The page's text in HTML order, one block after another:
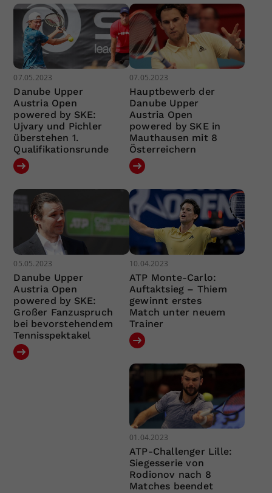
07.05.2023
Danube Upper
Austria Open
powered by SKE:
Ujvary und Pichler
überstehen 1.
Qualifikationsrunde
07.05.2023
Hauptbewerb der
Danube Upper
Austria Open
powered by SKE in
Mauthausen mit 8
Österreichern
05.05.2023
Danube Upper
Austria Open
powered by SKE:
Großer Fanzuspruch
bei bevorstehendem
Tennisspektakel
10.04.2023
ATP Monte-Carlo:
Auftaktsieg – Thiem
gewinnt erstes
Match unter neuem
Trainer
01.04.2023
ATP-Challenger Lille:
Siegesserie von
Rodionov nach 8
Matches beendet